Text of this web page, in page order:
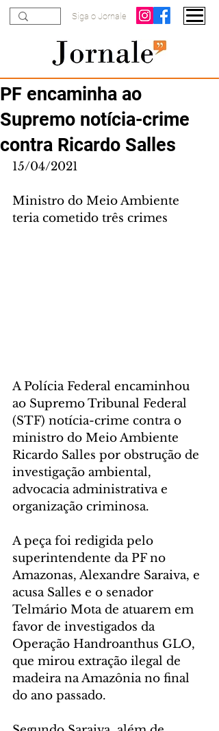
Siga o Jornale
PF encaminha ao
Supremo notícia-crime
contra Ricardo Salles
15/04/2021
Ministro do Meio Ambiente
teria cometido três crimes
A Polícia Federal encaminhou
ao Supremo Tribunal Federal
(STF) notícia-crime contra o
ministro do Meio Ambiente
Ricardo Salles por obstrução de
investigação ambiental,
advocacia administrativa e
organização criminosa.
A peça foi redigida pelo
superintendente da PF no
Amazonas, Alexandre Saraiva, e
acusa Salles e o senador
Telmário Mota de atuarem em
favor de investigados da
Operação Handroanthus GLO,
que mirou extração ilegal de
madeira na Amazônia no final
do ano passado.